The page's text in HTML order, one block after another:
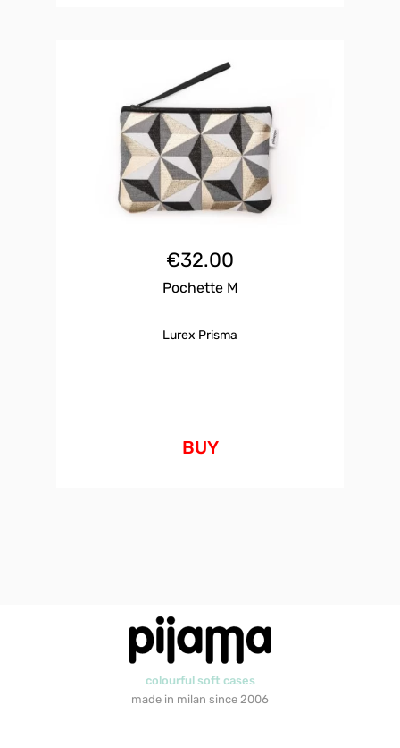
€32.00
Pochette M
Lurex Prisma
BUY
colourful soft cases
made in milan since 2006